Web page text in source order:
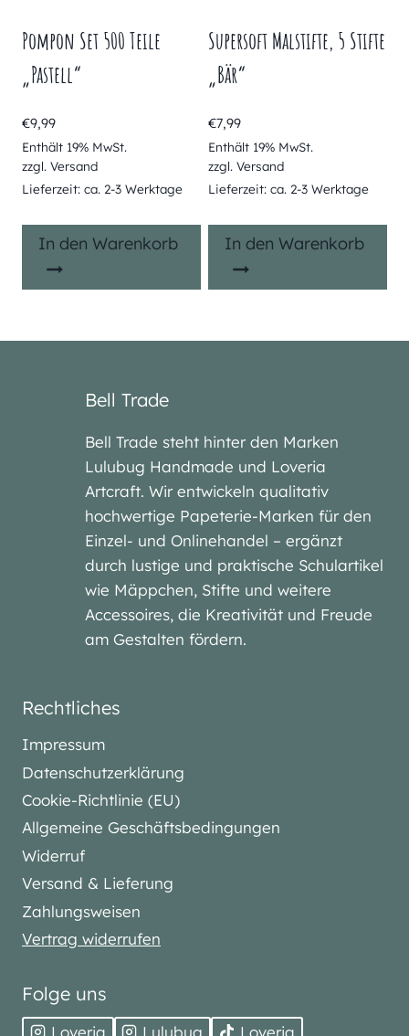
Pompon Set 500 Teile
„Pastell“
€9,99
Enthält 19% MwSt.
zzgl. Versand
Lieferzeit: ca. 2-3 Werktage
In den Warenkorb
Supersoft Malstifte, 5 Stifte
„Bär“
€7,99
Enthält 19% MwSt.
zzgl. Versand
Lieferzeit: ca. 2-3 Werktage
In den Warenkorb
Bell Trade
Bell Trade steht hinter den Marken
Lulubug Handmade und Loveria
Artcraft. Wir entwickeln qualitativ
hochwertige Papeterie-Marken für den
Einzel- und Onlinehandel – ergänzt
durch lustige und praktische Schulartikel
wie Mäppchen, Stifte und weitere
Accessoires, die Kreativität und Freude
am Gestalten fördern.
Rechtliches
Impressum
Datenschutzerklärung
Cookie-Richtlinie (EU)
Allgemeine Geschäftsbedingungen
Widerruf
Versand & Lieferung
Zahlungsweisen
Vertrag widerrufen
Folge uns
Loveria Lulubug Loveria